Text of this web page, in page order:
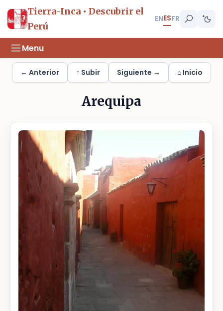
Tierra-Inca • Descubrir el
Perú
ENESFR
Menu
← Anterior ↑ Subir Siguiente → ⌂ Inicio
Arequipa